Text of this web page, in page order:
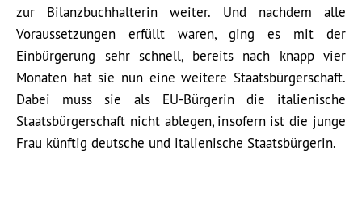
zur Bilanzbuchhalterin weiter. Und nachdem alle
Voraussetzungen erfüllt waren, ging es mit der
Einbürgerung sehr schnell, bereits nach knapp vier
Monaten hat sie nun eine weitere Staatsbürgerschaft.
Dabei muss sie als EU-Bürgerin die italienische
Staatsbürgerschaft nicht ablegen, insofern ist die junge
Frau künftig deutsche und italienische Staatsbürgerin.